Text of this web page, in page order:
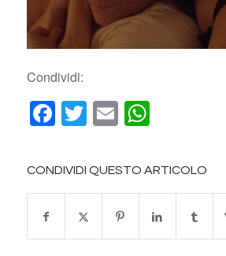
Condividi:
Facebook
Twitter
Email
CONDIVIDI QUESTO ARTICOLO